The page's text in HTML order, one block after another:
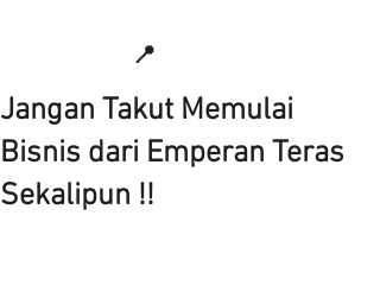
📍
Jangan Takut Memulai
Bisnis dari Emperan Teras
Sekalipun !!